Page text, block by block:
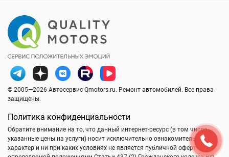
© 2005—2026 Автосервис Qmotors.ru. Ремонт автомобилей. Все права
защищены.
Политика конфиденциальности
Обратите внимание на то, что данный интернет-ресурс (в том числе
указанные цены на услуги) носит исключительно ознакомительный
характер и ни при каких условиях не является публичной офертой,